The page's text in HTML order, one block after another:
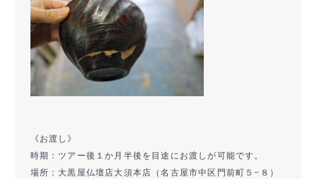
《お渡し》
時期：ツアー後１か月半後を目途にお渡しが可能です。
場所：大黒屋仏壇店大須本店（名古屋市中区門前町５−８）